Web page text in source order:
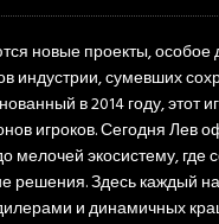
новые проекты,
индустрии, сумевших
в 2014 году, этот
игроков. Сегодня Лев
экосистему, где
решения. Здесь каждый
и динамичных